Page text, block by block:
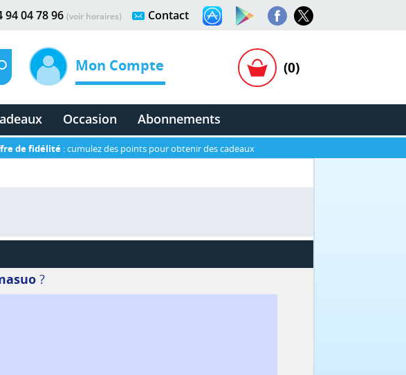
Contact
94 04 78 96 (voir horaires)
Mon Compte (0)
Occasion Abonnements
de fidélité : cumulez des points pour obtenir des cadeaux
?